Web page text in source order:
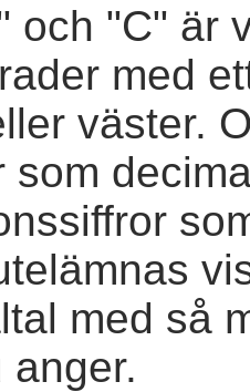
och "C" är
med
väster.
som
med så
anger.